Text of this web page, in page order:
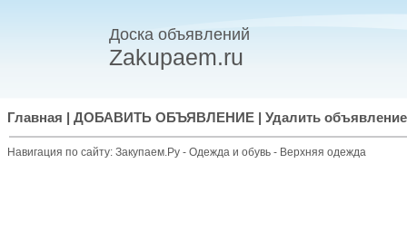
Доска объявлений
Zakupaem.ru
Главная ДОБАВИТЬ ОБЪЯВЛЕНИЕ Удалить объявление
Навигация по сайту: Закупаем.Ру - Одежда и обувь - Верхняя одежда